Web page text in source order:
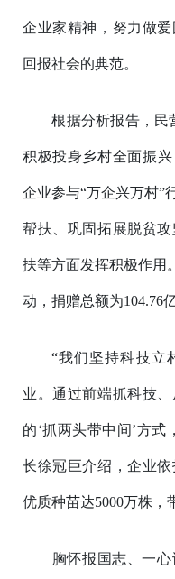
企业家精神，努力做爱
回报社会的典范。
根据分析报告，民营
积极投身乡村全面振
企业参与“万企兴万村”
帮扶、巩固拓展脱贫
扶等方面发挥积极作用
动，捐赠总额为104.76亿
“我们坚持科技立
业。通过前端抓科技
的‘抓两头带中间’方
长徐冠巨介绍，企业
优质种苗达5000万株，
胸怀报国志、一心